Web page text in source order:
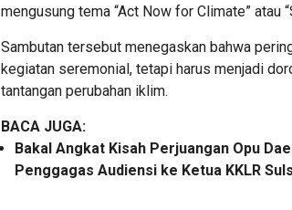
mengusung tema “Act Now for Climate” atau
Sambutan tersebut menegaskan bahwa
kegiatan seremonial, tetapi harus menjadi
tantangan perubahan iklim.
BACA JUGA:
Bakal Angkat Kisah Perjuangan Opu
Penggagas Audiensi ke Ketua KKLR